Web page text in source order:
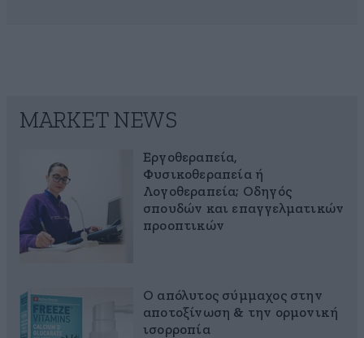
MARKET NEWS
Εργοθεραπεία,
Φυσικοθεραπεία ή
Λογοθεραπεία; Οδηγός
σπουδών και επαγγελματικών
προοπτικών
Ο απόλυτος σύμμαχος στην
αποτοξίνωση & την ορμονική
ισορροπία